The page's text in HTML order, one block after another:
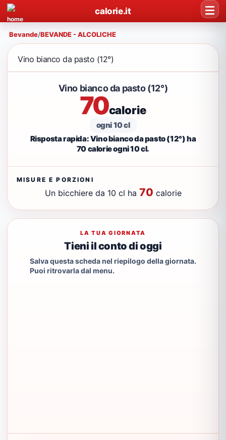
calorie.it
Bevande/BEVANDE - ALCOLICHE
Vino bianco da pasto (12°)
Vino bianco da pasto (12°)
70calorie
ogni 10 cl
Risposta rapida: Vino bianco da pasto (12°) ha
70 calorie ogni 10 cl.
MISURE E PORZIONI
Un bicchiere da 10 cl ha 70 calorie
LA TUA GIORNATA
Tieni il conto di oggi
Salva questa scheda nel riepilogo della giornata.
Puoi ritrovarla dal menu.